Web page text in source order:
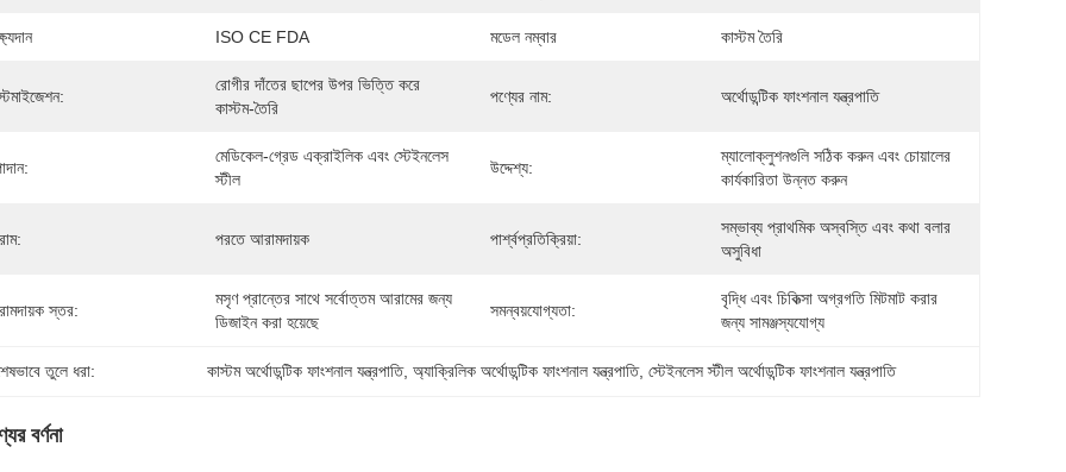
ISO CE FDA মডেল নম্বার কাস্টম তৈরি
রোগীর দাঁতের ছাপের উপর ভিত্তি করে
কাস্টম-তৈরি
পণ্যের নাম: অর্থোডন্টিক ফাংশনাল যন্ত্রপাতি
মেডিকেল-গ্রেড এক্রাইলিক এবং স্টেইনলেস
স্টীল
উদ্দেশ্য:
ম্যালোক্লুশনগুলি সঠিক করুন এবং চোয়ালের
কার্যকারিতা উন্নত করুন
পরতে আরামদায়ক পার্শ্বপ্রতিক্রিয়া:
সম্ভাব্য প্রাথমিক অস্বস্তি এবং কথা বলার
অসুবিধা
স্তর:
মসৃণ প্রান্তের সাথে সর্বোত্তম আরামের জন্য
ডিজাইন করা হয়েছে
সমন্বয়যোগ্যতা:
বৃদ্ধি এবং চিকিত্সা অগ্রগতি মিটমাট করার
জন্য সামঞ্জস্যযোগ্য
তুলে ধরা: কাস্টম অর্থোডন্টিক ফাংশনাল যন্ত্রপাতি, অ্যাক্রিলিক অর্থোডন্টিক ফাংশনাল যন্ত্রপাতি, স্টেইনলেস স্টীল অর্থোডন্টিক ফাংশনাল যন্ত্রপাতি
বর্ণনা